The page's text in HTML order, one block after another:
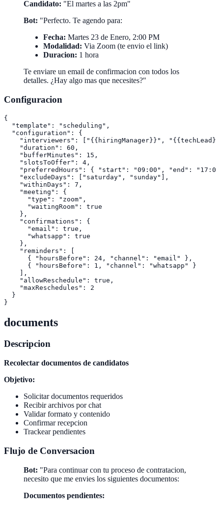
Candidato: "El martes a las 2pm"
Bot: "Perfecto. Te agendo para:
Fecha: Martes 23 de Enero, 2:00 PM
Modalidad: Via Zoom (te envio el link)
Duracion: 1 hora
Te enviare un email de confirmacion con todos los
detalles. ¿Hay algo mas que necesites?"
Configuracion
{
  "template": "scheduling",
  "configuration": {
"interviewers": ["{{hiringManager}}",
    "duration": 60,
    "bufferMinutes": 15,
    "slotsToOffer": 4,
"preferredHours": { "start": "09:00", "end":
    "excludeDays": ["saturday", "sunday"],
    "withinDays": 7,
    "meeting": {
      "type": "zoom",
      "waitingRoom": true
    },
    "confirmations": {
      "email": true,
      "whatsapp": true
    },
    "reminders": [
      { "hoursBefore": 24, "channel": "email" },
      { "hoursBefore": 1, "channel": "whatsapp" }
    ],
    "allowReschedule": true,
    "maxReschedules": 2
  }
documents
Descripcion
Recolectar documentos de candidatos
Objetivo:
Solicitar documentos requeridos
Recibir archivos por chat
Validar formato y contenido
Confirmar recepcion
Trackear pendientes
Flujo de Conversacion
Bot: "Para continuar con tu proceso de contratacion,
necesito que me envies los siguientes documentos:
Documentos pendientes: